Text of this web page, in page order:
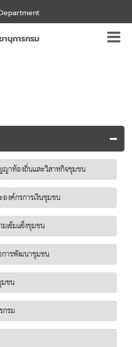
านุการกรม
ญาท้องถิ่นและวิสาหกิจชุมชน
ค์กรการเงินชุมชน
เข้มแข็งชุมชน
การพัฒนาชุมชน
ชน
กรม